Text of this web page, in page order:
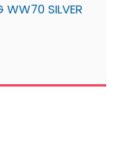
WW70 SILVER